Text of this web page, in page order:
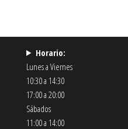
Horario:
Lunes a Viernes
10:30 a 14:30
17:00 a 20:00
Sábados
11:00 a 14:00